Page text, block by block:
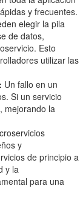
y frecuentes.
elegir la pila
de datos,
Esto
utilizar las
Un fallo en un
Si un servicio
mejorando la
y
de principio a
y la
para una